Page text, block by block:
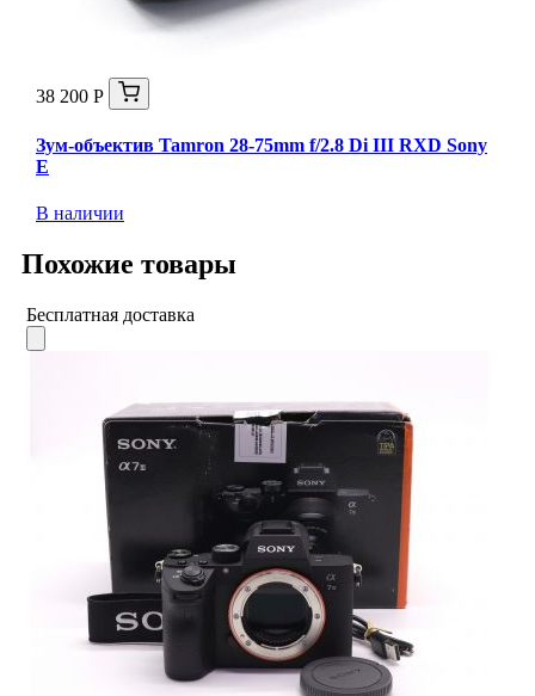
38 200 Р
Зум-объектив Tamron 28-75mm f/2.8 Di III RXD Sony
E
В наличии
Похожие товары
Бесплатная доставка